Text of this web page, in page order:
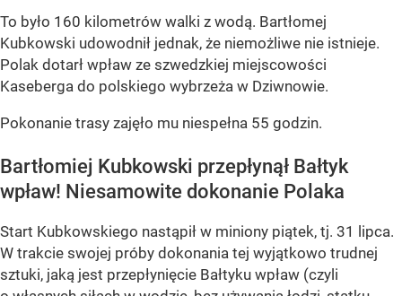
To było 160 kilometrów walki z wodą. Bartłomej
Kubkowski udowodnił jednak, że niemożliwe nie istnieje.
Polak dotarł wpław ze szwedzkiej miejscowości
Kaseberga do polskiego wybrzeża w Dziwnowie.
Pokonanie trasy zajęło mu niespełna 55 godzin.
Bartłomiej Kubkowski przepłynął Bałtyk
wpław! Niesamowite dokonanie Polaka
Start Kubkowskiego nastąpił w miniony piątek, tj. 31 lipca.
W trakcie swojej próby dokonania tej wyjątkowo trudnej
sztuki, jaką jest przepłynięcie Bałtyku wpław (czyli